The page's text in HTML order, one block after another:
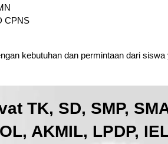
CPNS
kebutuhan dan permintaan dari siswa
TK, SD, SMP,
AKMIL, LPDP,